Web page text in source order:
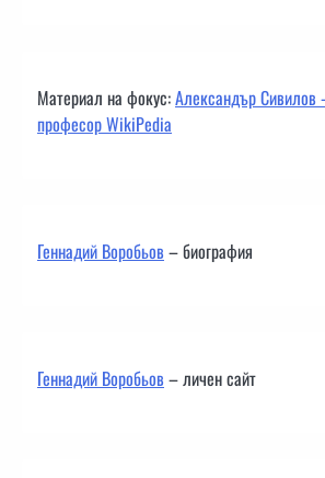
Материал на фокус:Александър Сивилов
професор WikiPedia
Геннадий Воробьов– биография
Геннадий Воробьов– личен сайт